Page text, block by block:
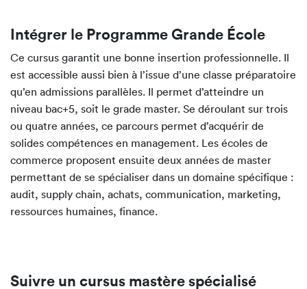
Intégrer le Programme Grande École
Ce cursus garantit une bonne insertion professionnelle. Il
est accessible aussi bien à l’issue d’une classe préparatoire
qu’en admissions parallèles. Il permet d’atteindre un
niveau bac+5, soit le grade master. Se déroulant sur trois
ou quatre années, ce parcours permet d’acquérir de
solides compétences en management. Les écoles de
commerce proposent ensuite deux années de master
permettant de se spécialiser dans un domaine spécifique :
audit, supply chain, achats, communication, marketing,
ressources humaines, finance.
Suivre un cursus mastère spécialisé